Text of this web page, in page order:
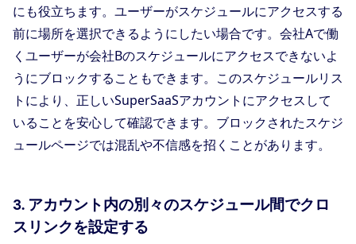
にも役立ちます。ユーザーがスケジュールにアクセスする
前に場所を選択できるようにしたい場合です。会社Aで働
くユーザーが会社Bのスケジュールにアクセスできないよ
うにブロックすることもできます。このスケジュールリス
トにより、正しいSuperSaaSアカウントにアクセスして
いることを安心して確認できます。ブロックされたスケジ
ュールページでは混乱や不信感を招くことがあります。
3. アカウント内の別々のスケジュール間でクロ
スリンクを設定する